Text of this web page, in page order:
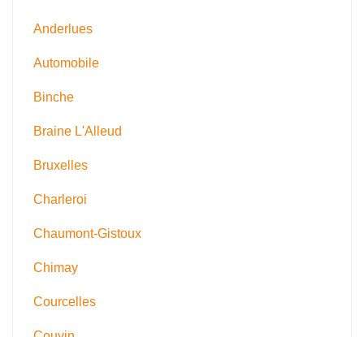
Anderlues
Automobile
Binche
Braine L'Alleud
Bruxelles
Charleroi
Chaumont-Gistoux
Chimay
Courcelles